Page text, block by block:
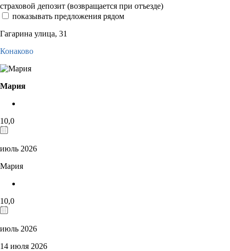
страховой депозит (возвращается при отъезде)
показывать предложения рядом
Гагарина улица, 31
Конаково
Мария
10,0
июль 2026
Мария
10,0
июль 2026
14 июля 2026